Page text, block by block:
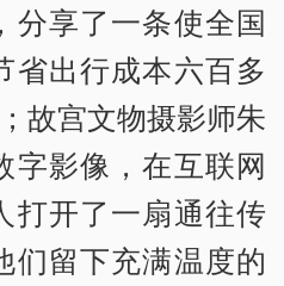
分享了一条使全国
省出行成本六百多
故宫文物摄影师朱
字影像，在互联网
打开了一扇通往传
们留下充满温度的